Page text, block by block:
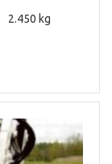
2.450 kg